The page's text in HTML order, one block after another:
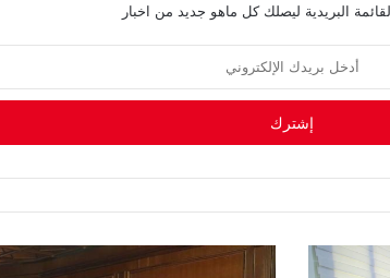
البريدية ليصلك كل ماهو جديد من اخبار